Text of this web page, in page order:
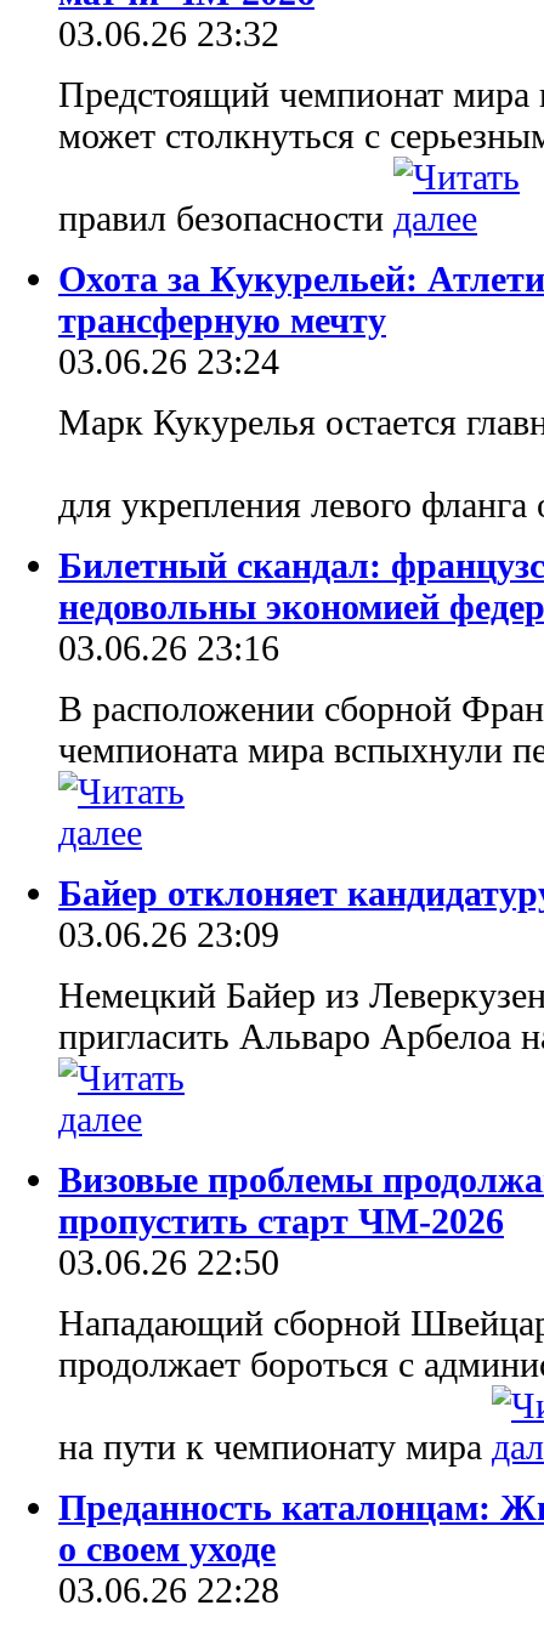
03.06.26 23:32
Предстоящий чемпионат
может столкнуться с
правил безопасности
Охота за Кукурельей:
трансферную мечту
03.06.26 23:24
Марк Кукурелья остается
для укрепления левого
Билетный скандал:
недовольны экономией
03.06.26 23:16
В расположении сборной
чемпионата мира вспыхнули
Байер отклоняет
03.06.26 23:09
Немецкий Байер из
пригласить Альваро Арбелоа
Визовые проблемы
пропустить старт ЧМ-2026
03.06.26 22:50
Нападающий сборной
продолжает бороться с
на пути к чемпионату мира
Преданность каталонцам:
о своем уходе
03.06.26 22:28